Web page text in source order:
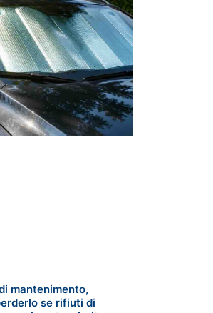
mantenimento,
se rifiuti di